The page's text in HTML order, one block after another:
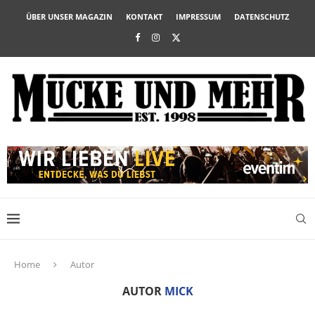
ÜBER UNSER MAGAZIN KONTAKT IMPRESSUM DATENSCHUTZ
Home Autor
AUTOR MICK